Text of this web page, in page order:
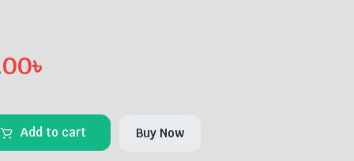
৳
Add to cart Buy Now